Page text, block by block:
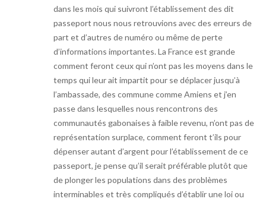
dans les mois qui suivront l’établissement des dit
passeport nous nous retrouvions avec des erreurs de
part et d’autres de numéro ou même de perte
d’informations importantes. La France est grande
comment feront ceux qui n’ont pas les moyens dans le
temps qui leur ait impartit pour se déplacer jusqu’à
l’ambassade, des commune comme Amiens et j’en
passe dans lesquelles nous rencontrons des
communautés gabonaises à faible revenu, n’ont pas de
représentation surplace, comment feront t’ils pour
dépenser autant d’argent pour l’établissement de ce
passeport, je pense qu’il serait préférable plutôt que
de plonger les populations dans des problèmes
interminables et très compliqués d’établir une loi ou